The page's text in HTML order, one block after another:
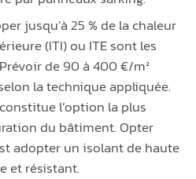
jusqu’à 25 % de la chaleur
(ITI) ou ITE sont les
de 90 à 400 €/m²
la technique appliquée.
l’option la plus
du bâtiment. Opter
adopter un isolant de haute
et résistant.